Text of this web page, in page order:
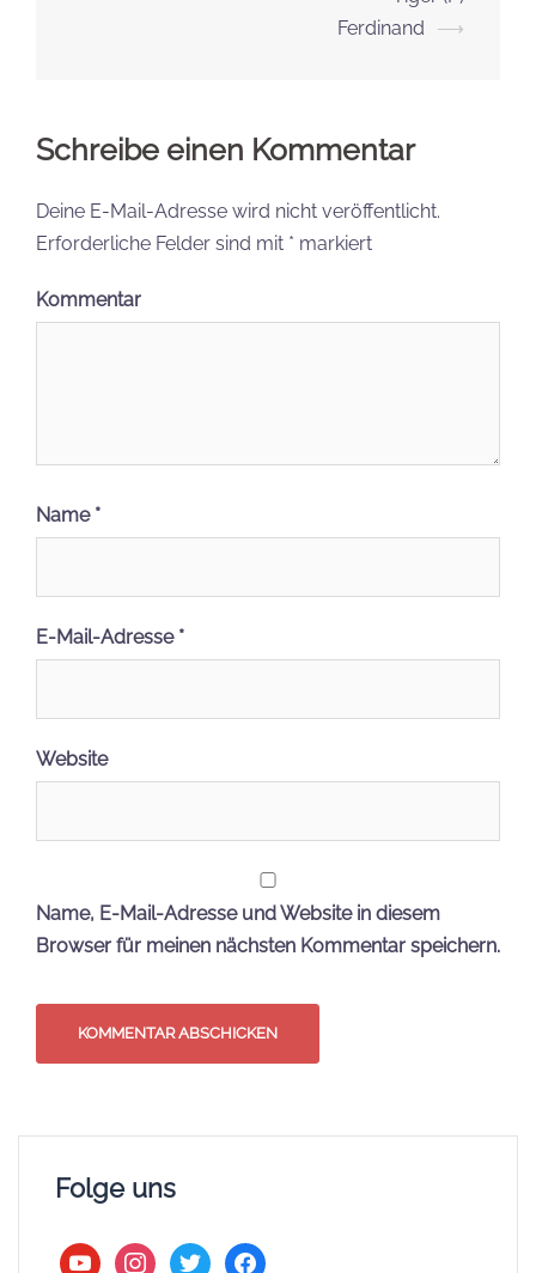
Ferdinand
⟶
Schreibe einen Kommentar
Deine E-Mail-Adresse wird nicht veröffentlicht.
Erforderliche Felder sind mit * markiert
Kommentar
Name *
E-Mail-Adresse *
Website
Name, E-Mail-Adresse und Website in diesem
Browser für meinen nächsten Kommentar speichern.
Folge uns
youtubeinstagram
twitter facebook